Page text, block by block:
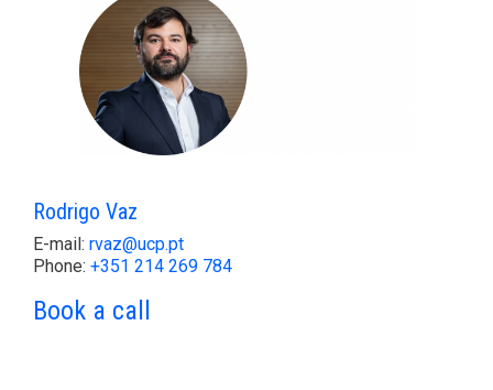
Rodrigo Vaz
E-mail: rvaz@ucp.pt
Phone: +351 214 269 784
Book a call